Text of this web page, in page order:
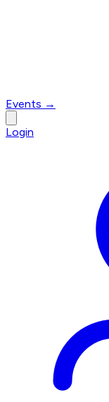
Events →
Login